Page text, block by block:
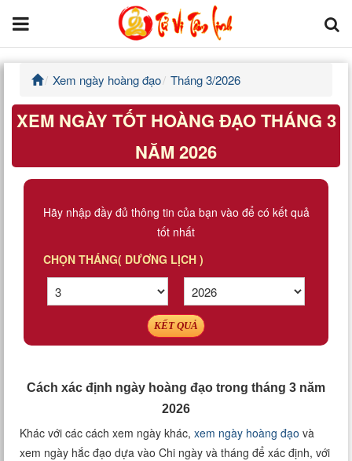
Trang chủ
Tử Vi Đẩu Số
Tử Vi 12 Con Giáp
Văn Hoa Tâm linh
Tướng số
Xem ngày hoàng đạo Tháng 3/2026
XEM NGÀY TỐT HOÀNG ĐẠO THÁNG 3
NĂM 2026
Hãy nhập đầy đủ thông tin của bạn vào để có kết quả
tốt nhất
CHỌN THÁNG( DƯƠNG LỊCH )
KẾT QUẢ
Cách xác định ngày hoàng đạo trong tháng 3 năm
2026
Khác với các cách xem ngày khác, xem ngày hoàng đạo và
xem ngày hắc đạo dựa vào Chi ngày và tháng để xác định, với